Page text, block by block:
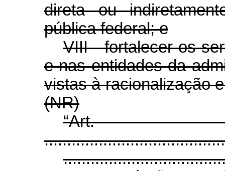
direta ou
pública federal; e
VIII - fortalecer os
e nas entidades da
vistas à racionalização
(NR)